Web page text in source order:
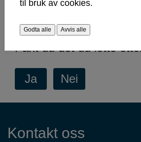
kirurgisk behandling av sår
Fant du det du lette
Kontaktinformasjon
Kontakt oss
til bruk av cookies.
Godta alle Avvis alle